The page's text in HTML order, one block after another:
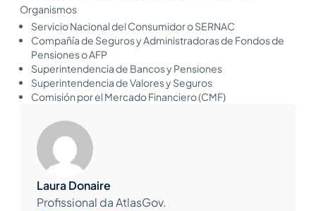
Organismos
Servicio Nacional del Consumidor o SERNAC
Compañía de Seguros y Administradoras de Fondos de
Pensiones o AFP
Superintendencia de Bancos y Pensiones
Superintendencia de Valores y Seguros
Comisión por el Mercado Financiero (CMF)
Laura Donaire
Profissional da AtlasGov.